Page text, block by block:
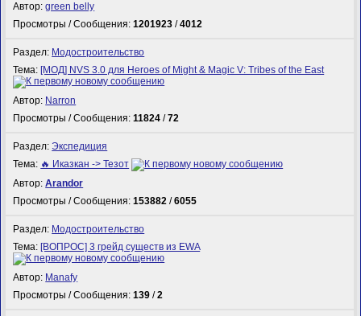
Автор:green belly
Просмотры / Сообщения:1201923 /4012
Раздел: Модостроительство
Тема: [МОД] NVS 3.0 для Heroes of Might & Magic V: Tribes of the East
Автор: Narron
Просмотры / Сообщения:11824 /72
Раздел:Экспедиция
Тема: 🔥 Иказкан -> Тезот
Автор:Arandor
Просмотры / Сообщения:153882 /6055
Раздел: Модостроительство
Тема: [ВОПРОС] 3 грейд существ из EWA
Автор: Manafy
Просмотры / Сообщения:139 /2